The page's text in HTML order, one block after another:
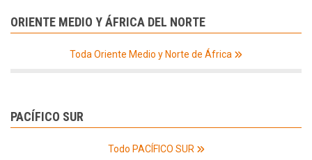
ORIENTE MEDIO Y ÁFRICA DEL NORTE
Toda Oriente Medio y Norte de África
PACÍFICO SUR
Todo PACÍFICO SUR